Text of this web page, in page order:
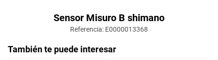
Sensor Misuro B shimano
Referencia: E0000013368
También te puede interesar